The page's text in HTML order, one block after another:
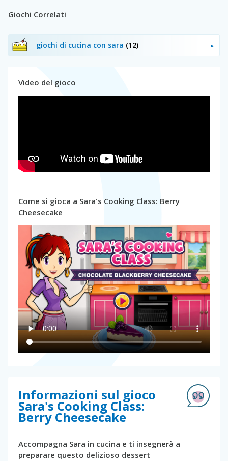
Giochi Correlati
giochi di cucina con sara (12)
Video del gioco
Come si gioca a Sara's Cooking Class: Berry
Cheesecake
Informazioni sul gioco
Sara's Cooking Class:
Berry Cheesecake
Accompagna Sara in cucina e ti insegnerà a
preparare questo delizioso dessert